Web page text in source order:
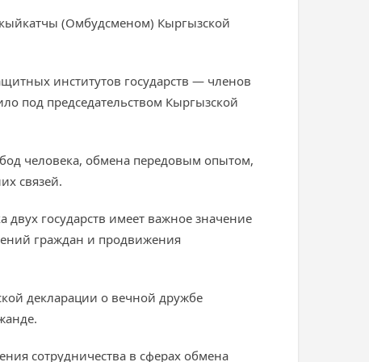
(Омбудсменом) Кыргызской
институтов государств — членов
под председательством Кыргызской
человека, обмена передовым опытом,
связей.
государств имеет важное значение
граждан и продвижения
декларации о вечной дружбе
сотрудничества в сферах обмена